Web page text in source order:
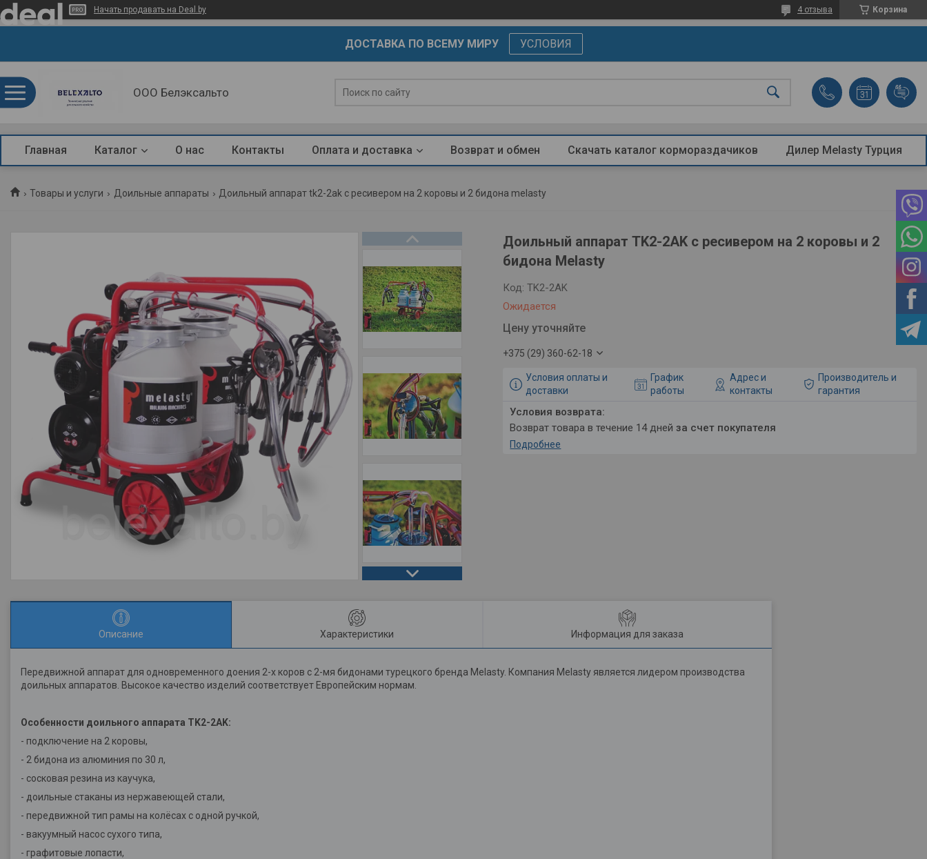
Начать продавать на Deal.by Корзина
4 отзыва
ДОСТАВКА ПО ВСЕМУ МИРУ УСЛОВИЯ
ООО Белэксальто
Главная Каталог О нас Контакты Оплата и доставка Возврат и обмен Скачать каталог кормораздачиков Дилер Melasty Турция
Товары и услуги Доильные аппараты Доильный аппарат tk2-2ak с ресивером на 2 коровы и 2 бидона melasty
Доильный аппарат TK2-2AK с ресивером на 2 коровы и 2
бидона Melasty
Ожидается
Код:TK2-2AK
Цену уточняйте
+375 (29) 360-62-18
Условия оплаты и
доставки
График
работы
Адрес и
контакты
Производитель и
гарантия
возврат товара в течение 14 днейза счет покупателя
Подробнее
Описание Характеристики Информация для заказа
Передвижной аппарат для одновременного доения 2-х коров с 2-мя бидонами турецкого бренда Melasty. Компания Melasty является лидером производства
доильных аппаратов. Высокое качество изделий соответствует Европейским нормам.
Особенности доильного аппарата TK2-2AK:
- подключение на 2 коровы,
- 2 бидона из алюминия по 30 л,
- сосковая резина из каучука,
- доильные стаканы из нержавеющей стали,
- передвижной тип рамы на колёсах с одной ручкой,
- вакуумный насос сухого типа,
- графитовые лопасти,